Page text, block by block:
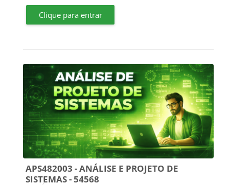
Clique para entrar
APS482003 - ANÁLISE E PROJETO DE
SISTEMAS - 54568